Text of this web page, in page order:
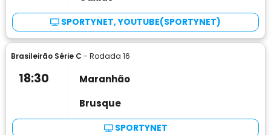
SPORTYNET, YOUTUBE(SPORTYNET)
Brasileirão Série C - Rodada 16
18:30
Maranhão
Brusque
SPORTYNET